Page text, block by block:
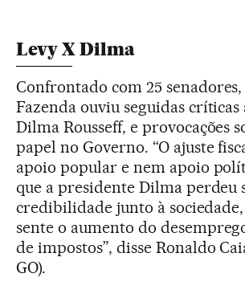
Levy X Dilma
Confrontado com 25
Fazenda ouviu seguidas
Dilma Rousseff, e provocações
papel no Governo. “O ajuste
apoio popular e nem apoio
que a presidente Dilma perdeu
credibilidade junto à
sente o aumento do
de impostos”, disse Ronaldo
GO).